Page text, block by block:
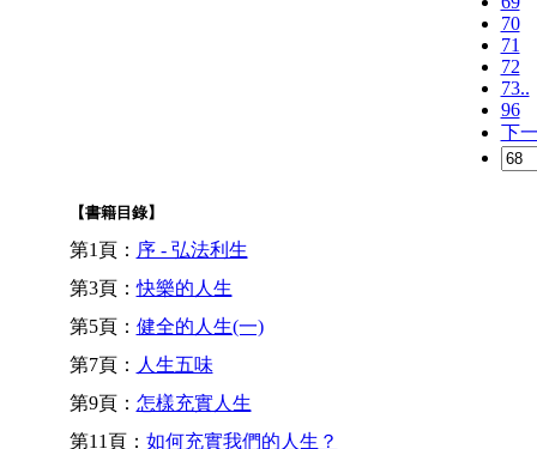
70
71
72
73..
96
下
【書籍目錄】
第1頁： 序 - 弘法利生
第3頁：快樂的人生
第5頁： 健全的人生(一)
第7頁： 人生五味
第9頁： 怎樣充實人生
第11頁： 如何充實我們的人生？